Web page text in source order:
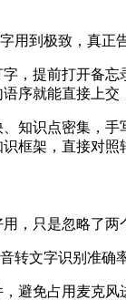
用到极致，真正
，提前打开备
序就能直接上
知识点密集，
框架，直接对
，只是忽略了两
文字识别准确
避免占用麦克风